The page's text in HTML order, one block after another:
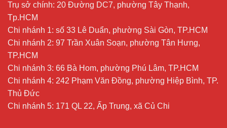
Trụ sở chính: 20 Đường DC7, phường Tây Thạnh,
Tp.HCM
Chi nhánh 1: số 33 Lê Duẩn, phường Sài Gòn, TP.HCM
Chi nhánh 2: 97 Trần Xuân Soạn, phường Tân Hưng,
TP.HCM
Chi nhánh 3: 66 Bà Hom, phường Phú Lâm, TP.HCM
Chi nhánh 4: 242 Phạm Văn Đồng, phường Hiệp Bình, TP.
Thủ Đức
Chi nhánh 5: 171 QL 22, Ấp Trung, xã Củ Chi